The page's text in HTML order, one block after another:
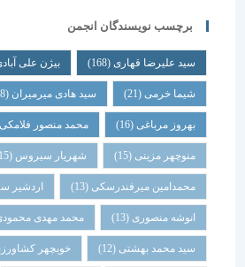
برچسب نویسندگان انجمن
سید علیرضا قهاری(168) بیژن علی آبادی(31)
شیما خرمی(21) سید هادی میرمیران(18)
بهروز مرباغی (16) محمد منصور فلامکی (16)
منوچهر مزینی(15) شهریار سیروس(15)
محمدامین میرفندرسکی(13) اردشیر سیروس(13)
انوشه منصوری(13) محمد مهدی محمودی(13)
سید محمد بهشتی(12) خوبچهر کشاورزی(10)